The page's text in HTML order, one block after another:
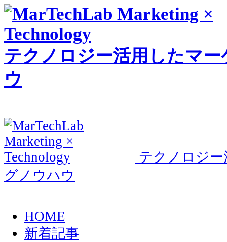
テクノロジー活用したマ
ウ
テクノロジ
グノウハウ
HOME
新着記事